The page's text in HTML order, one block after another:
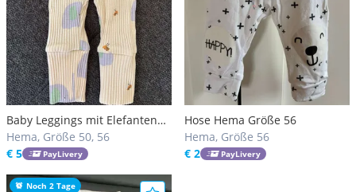
Baby Leggings mit Elefanten
und Bienen
Hema, Größe 50, 56
€ 5
PayLivery
Hose Hema Größe 56
Hema, Größe 56
€ 2
PayLivery
Noch 2 Tage